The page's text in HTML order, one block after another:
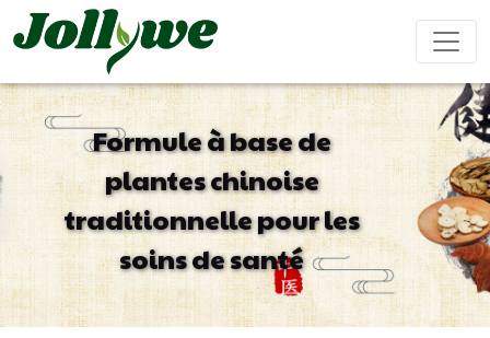
Soulagement
constipation
Supplément
perte de
poids
Complément
beauté
Renforcer
le
système
immunitaire
Ameliorer
ses
sexuel
Comprimés/Pilules Gélules Boisson solide
Formule à base de
plantes chinoise
traditionnelle pour les
soins de santé